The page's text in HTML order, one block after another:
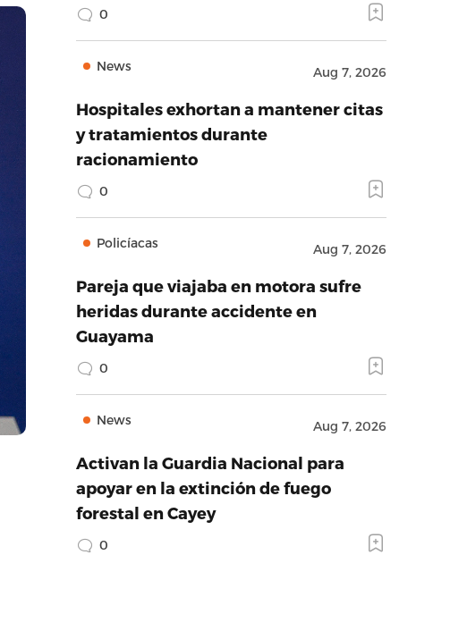
0
News Aug 7, 2026
Hospitales exhortan a mantener citas
y tratamientos durante
racionamiento
0
Policíacas Aug 7, 2026
Pareja que viajaba en motora sufre
heridas durante accidente en
Guayama
0
News Aug 7, 2026
Activan la Guardia Nacional para
apoyar en la extinción de fuego
forestal en Cayey
0